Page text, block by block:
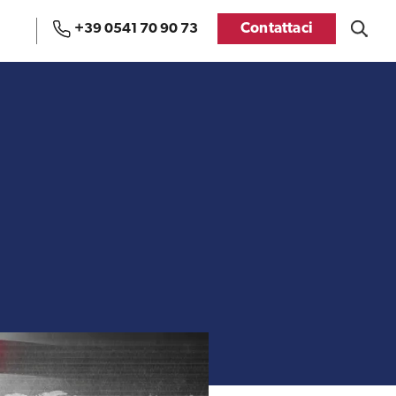
Internazionalizzazione
Contattaci
+39 0541 70 90 73